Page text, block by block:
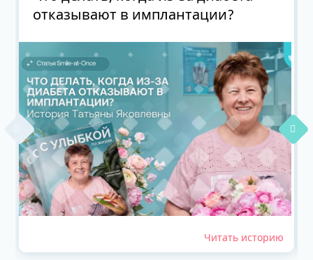
отказывают в имплантации?
Читать историю